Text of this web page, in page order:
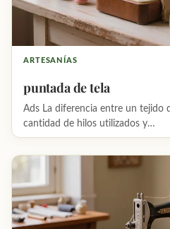
ARTESANÍAS
puntada de tela
Ads La diferencia entre un tejido
cantidad de hilos utilizados y…